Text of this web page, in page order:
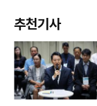
추천기사